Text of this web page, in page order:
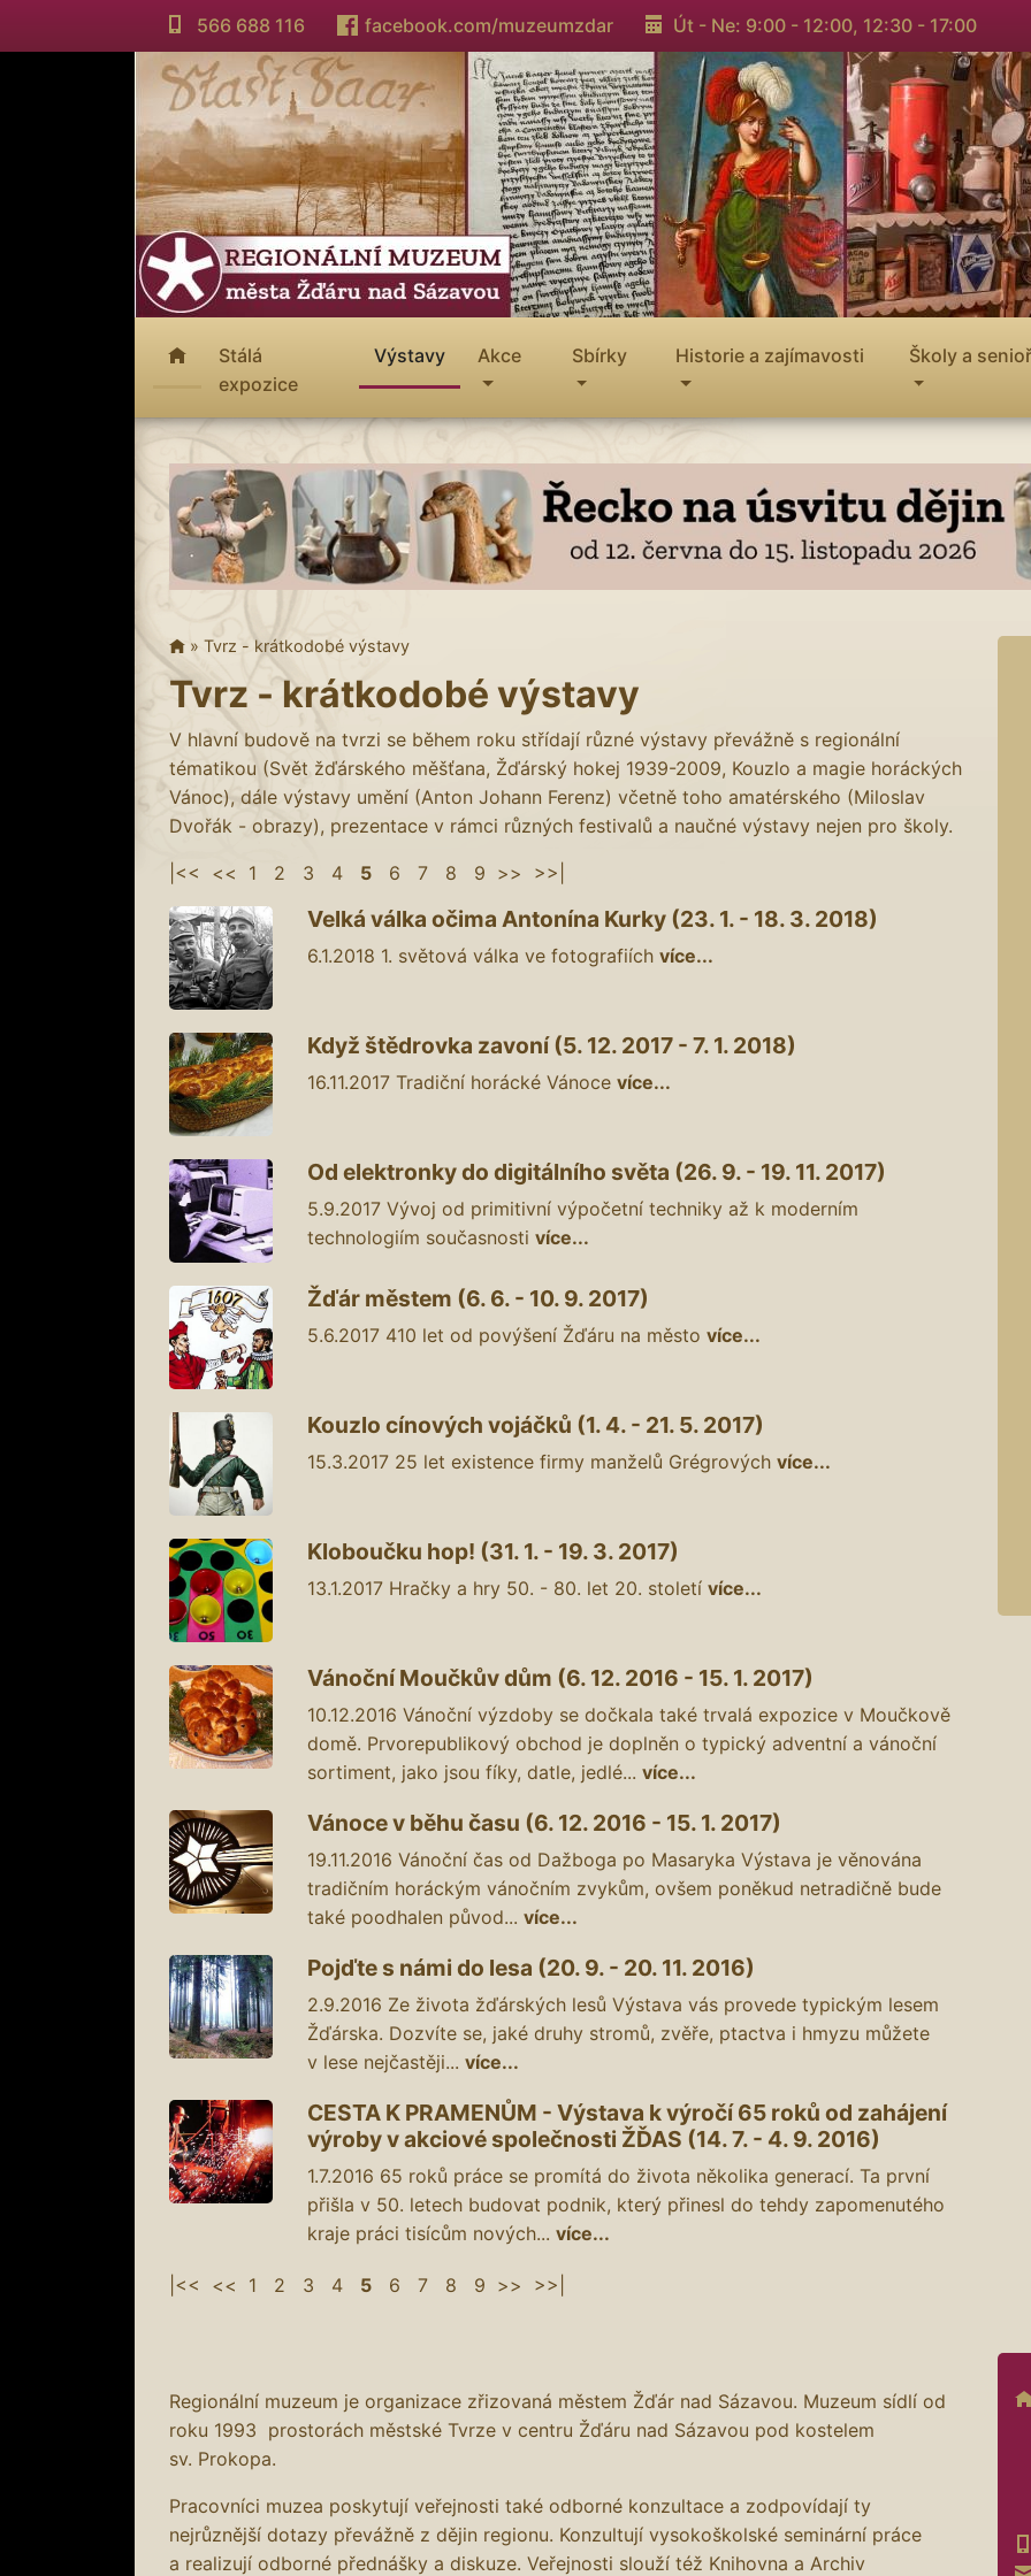
566 688 116 facebook.com/muzeumzdar Út - Ne: 9:00 - 12:00, 12:30 - 17:00
Stálá
expozice
Výstavy Akce Sbírky Historie a zajímavosti Školy a
» Tvrz - krátkodobé výstavy
Tvrz - krátkodobé výstavy
V hlavní budově na tvrzi se během roku střídají různé výstavy převážně s regionální
tématikou (Svět žďárského měšťana, Žďárský hokej 1939-2009, Kouzlo a magie horáckých
Vánoc), dále výstavy umění (Anton Johann Ferenz) včetně toho amatérského (Miloslav
Dvořák - obrazy), prezentace v rámci různých festivalů a naučné výstavy nejen pro školy.
|<< << 1 2 3 4 5 6 7 8 9 >> >>|
Velká válka očima Antonína Kurky (23. 1. - 18. 3. 2018)
6.1.2018 1. světová válka ve fotografiích více...
Když štědrovka zavoní (5. 12. 2017 - 7. 1. 2018)
16.11.2017 Tradiční horácké Vánoce více...
Od elektronky do digitálního světa (26. 9. - 19. 11. 2017)
5.9.2017 Vývoj od primitivní výpočetní techniky až k moderním
technologiím současnosti více...
Žďár městem (6. 6. - 10. 9. 2017)
5.6.2017 410 let od povýšení Žďáru na město více...
Kouzlo cínových vojáčků (1. 4. - 21. 5. 2017)
15.3.2017 25 let existence firmy manželů Grégrových více...
Kloboučku hop! (31. 1. - 19. 3. 2017)
13.1.2017 Hračky a hry 50. - 80. let 20. století více...
Vánoční Moučkův dům (6. 12. 2016 - 15. 1. 2017)
10.12.2016 Vánoční výzdoby se dočkala také trvalá expozice v Moučkově
domě. Prvorepublikový obchod je doplněn o typický adventní a vánoční
sortiment, jako jsou fíky, datle, jedlé... více...
Vánoce v běhu času (6. 12. 2016 - 15. 1. 2017)
19.11.2016 Vánoční čas od Dažboga po Masaryka Výstava je věnována
tradičním horáckým vánočním zvykům, ovšem poněkud netradičně bude
také poodhalen původ... více...
Pojďte s námi do lesa (20. 9. - 20. 11. 2016)
2.9.2016 Ze života žďárských lesů Výstava vás provede typickým lesem
Žďárska. Dozvíte se, jaké druhy stromů, zvěře, ptactva i hmyzu můžete
v lese nejčastěji... více...
CESTA K PRAMENŮM - Výstava k výročí 65 roků od zahájení
výroby v akciové společnosti ŽĎAS (14. 7. - 4. 9. 2016)
1.7.2016 65 roků práce se promítá do života několika generací. Ta první
přišla v 50. letech budovat podnik, který přinesl do tehdy zapomenutého
kraje práci tisícům nových... více...
|<< << 1 2 3 4 5 6 7 8 9 >> >>|
Regionální muzeum je organizace zřizovaná městem Žďár nad Sázavou. Muzeum sídlí od
roku 1993 prostorách městské Tvrze v centru Žďáru nad Sázavou pod kostelem
sv. Prokopa.
Pracovníci muzea poskytují veřejnosti také odborné konzultace a zodpovídají ty
nejrůznější dotazy převážně z dějin regionu. Konzultují vysokoškolské seminární práce
a realizují odborné přednášky a diskuze. Veřejnosti slouží též Knihovna a Archiv